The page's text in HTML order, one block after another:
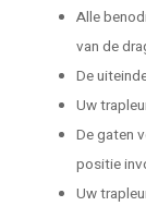
Alle
van de
De
Uw
De gaten
positie
Uw